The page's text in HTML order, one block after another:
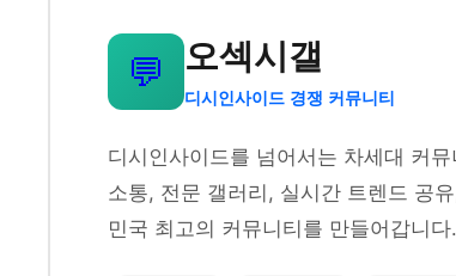
💬 오섹시갤
디시인사이드 경쟁 커뮤니티
디시인사이드를 넘어서는 차세대 커
소통, 전문 갤러리, 실시간 트렌드 공
민국 최고의 커뮤니티를 만들어갑니다.